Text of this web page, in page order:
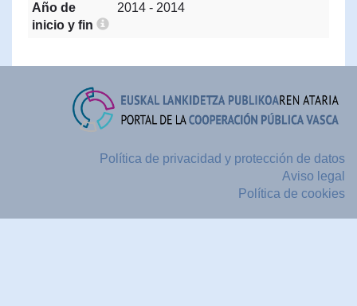
Año de
inicio y fin
2014 - 2014
Política de privacidad y protección de datos
Aviso legal
Política de cookies